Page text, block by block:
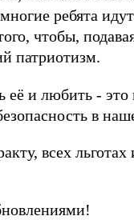
ребята
чтобы,
патриотизм.
и любить -
в
всех